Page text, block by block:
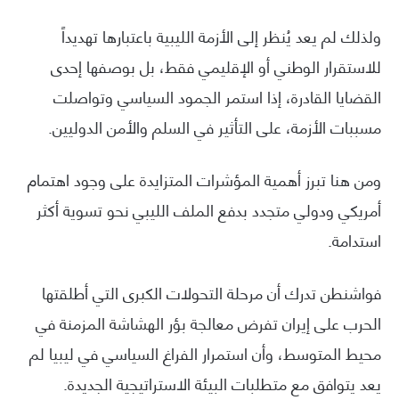
ولذلك لم يعد يُنظر إلى الأزمة الليبية باعتبارها تهديداً
للاستقرار الوطني أو الإقليمي فقط، بل بوصفها إحدى
القضايا القادرة، إذا استمر الجمود السياسي وتواصلت
مسببات الأزمة، على التأثير في السلم والأمن الدوليين.
ومن هنا تبرز أهمية المؤشرات المتزايدة على وجود اهتمام
أمريكي ودولي متجدد بدفع الملف الليبي نحو تسوية أكثر
استدامة.
فواشنطن تدرك أن مرحلة التحولات الكبرى التي أطلقتها
الحرب على إيران تفرض معالجة بؤر الهشاشة المزمنة في
محيط المتوسط، وأن استمرار الفراغ السياسي في ليبيا لم
يعد يتوافق مع متطلبات البيئة الاستراتيجية الجديدة.